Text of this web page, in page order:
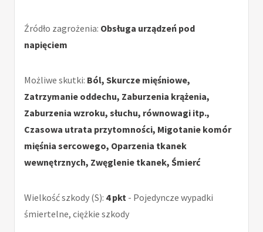
Źródło zagrożenia: Obsługa urządzeń pod
napięciem
Możliwe skutki: Ból, Skurcze mięśniowe,
Zatrzymanie oddechu, Zaburzenia krążenia,
Zaburzenia wzroku, słuchu, równowagi itp.,
Czasowa utrata przytomności, Migotanie komór
mięśnia sercowego, Oparzenia tkanek
wewnętrznych, Zwęglenie tkanek, Śmierć
Wielkość szkody (S): 4 pkt - Pojedyncze wypadki
śmiertelne, ciężkie szkody